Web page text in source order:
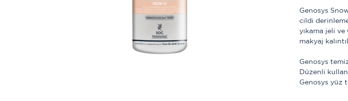
Genosys
cildi
yıkama jeli
makyaj
Genosys
Düzenli
Genosys yüz